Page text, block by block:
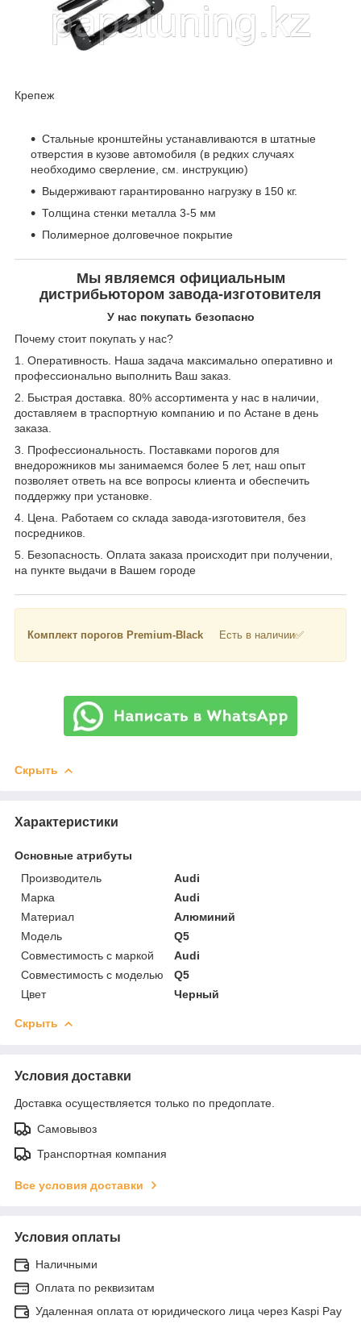
Крепеж
Стальные кронштейны устанавливаются в штатные
отверстия в кузове автомобиля (в редких случаях
необходимо сверление, см. инструкцию)
Выдерживают гарантированно нагрузку в 150 кг.
Толщина стенки металла 3-5 мм
Полимерное долговечное покрытие
Мы являемся официальным
дистрибьютором завода-изготовителя
У нас покупать безопасно
Почему стоит покупать у нас?
1. Оперативность. Наша задача максимально оперативно и
профессионально выполнить Ваш заказ.
2. Быстрая доставка. 80% ассортимента у нас в наличии,
доставляем в траспортную компанию и по Астане в день
заказа.
3. Профессиональность. Поставками порогов для
внедорожников мы занимаемся более 5 лет, наш опыт
позволяет ответь на все вопросы клиента и обеспечить
поддержку при установке.
4. Цена. Работаем со склада завода-изготовителя, без
посредников.
5. Безопасность. Оплата заказа происходит при получении,
на пункте выдачи в Вашем городе
Комплект порогов Premium-Black Есть в наличии✅
Скрыть
Характеристики
Основные атрибуты
Производитель
Audi
Марка
Audi
Материал
Алюминий
Модель
Q5
Совместимость с маркой
Audi
Совместимость с моделью
Q5
Цвет
Черный
Скрыть
Условия доставки
Доставка осуществляется только по предоплате.
Самовывоз
Транспортная компания
Все условия доставки
Условия оплаты
Наличными
Оплата по реквизитам
Удаленная оплата от юридического лица через Kaspi Pay